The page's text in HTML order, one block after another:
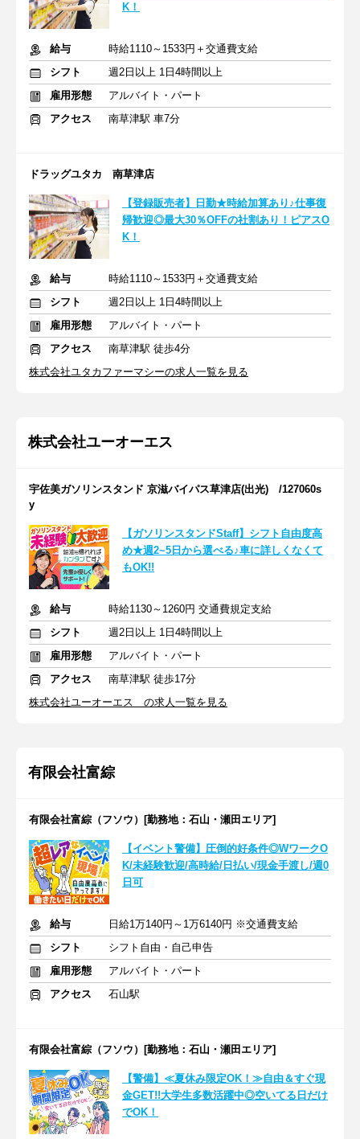
K！
給与
時給1110～1533円＋交通費支給
シフト
週2日以上 1日4時間以上
雇用形態
アルバイト・パート
アクセス
南草津駅 車7分
ドラッグユタカ 南草津店
【登録販売者】日勤★時給加算あり♪仕事復
帰歓迎◎最大30％OFFの社割あり！ピアスO
K！
給与
時給1110～1533円＋交通費支給
シフト
週2日以上 1日4時間以上
雇用形態
アルバイト・パート
アクセス
南草津駅 徒歩4分
株式会社ユタカファーマシーの求人一覧を見る
株式会社ユーオーエス
宇佐美ガソリンスタンド 京滋バイパス草津店(出光) /127060s
y
【ガソリンスタンドStaff】シフト自由度高
め★週2~5日から選べる♪車に詳しくなくて
もOK!!
給与
時給1130～1260円 交通費規定支給
シフト
週2日以上 1日4時間以上
雇用形態
アルバイト・パート
アクセス
南草津駅 徒歩17分
株式会社ユーオーエス の求人一覧を見る
有限会社富綜
有限会社富綜（フソウ）[勤務地：石山・瀬田エリア]
【イベント警備】圧倒的好条件◎WワークO
K/未経験歓迎/高時給/日払い/現金手渡し/週0
日可
給与
日給1万140円～1万6140円 ※交通費支給
シフト
シフト自由・自己申告
雇用形態
アルバイト・パート
アクセス
石山駅
有限会社富綜（フソウ）[勤務地：石山・瀬田エリア]
【警備】≪夏休み限定OK！≫自由＆すぐ現
金GET!!大学生多数活躍中◎空いてる日だけ
でOK！